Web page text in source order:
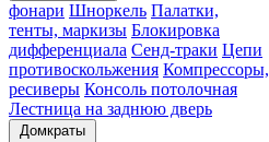
фонари Шноркель Палатки,
тенты, маркизы Блокировка
дифференциала Сенд-траки Цепи
противоскольжения Компрессоры,
ресиверы Консоль потолочная
Лестница на заднюю дверь
Домкраты